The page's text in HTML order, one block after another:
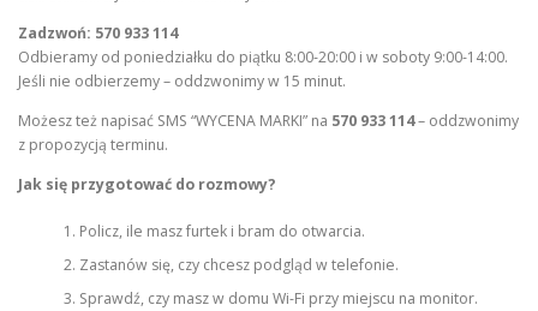
Zadzwoń: 570 933 114
Odbieramy od poniedziałku do piątku 8:00-20:00 i w soboty 9:00-14:00.
Jeśli nie odbierzemy – oddzwonimy w 15 minut.
Możesz też napisać SMS “WYCENA MARKI” na 570 933 114– oddzwonimy
z propozycją terminu.
Jak się przygotować do rozmowy?
Policz, ile masz furtek i bram do otwarcia.
Zastanów się, czy chcesz podgląd w telefonie.
Sprawdź, czy masz w domu Wi-Fi przy miejscu na monitor.